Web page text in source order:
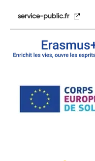
service-public.fr